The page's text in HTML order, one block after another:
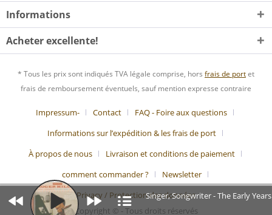
Informations
Acheter excellente!
* Tous les prix sont indiqués TVA légale comprise, hors frais de portet
frais de remboursement éventuels, sauf mention expresse contraire
Impressum- Contact
FAQ - Foire aux questions
Informations sur l’expédition & les frais de port
À propos de nous
Livraison et conditions de paiement
comment commander ?
Newsletter
Privacy / Protection des données
Copyright © - Tous droits réservés
Singer, Songwriter - The Early